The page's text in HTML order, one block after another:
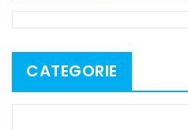
CATEGORIE